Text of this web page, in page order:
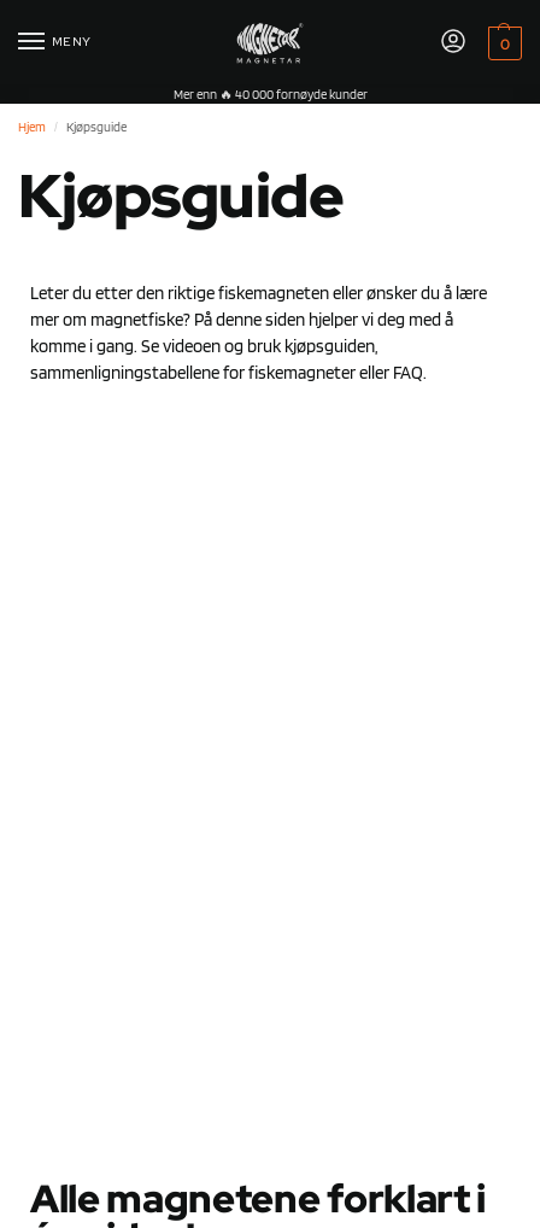
MENY 0
Mer enn 🔥 40 000 fornøyde kunder
Hjem
/ Kjøpsguide
Kjøpsguide
Leter du etter den riktige fiskemagneten eller ønsker du å lære
mer om magnetfiske? På denne siden hjelper vi deg med å
komme i gang. Se videoen og bruk kjøpsguiden,
sammenligningstabellene for fiskemagneter eller FAQ.
Alle magnetene forklart i